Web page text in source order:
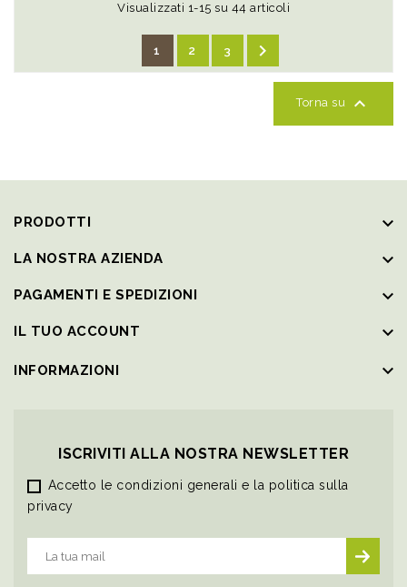
Visualizzati 1-15 su 44 articoli
1 2 3 
Torna su 
PRODOTTI keyboard_arrow_down
LA NOSTRA AZIENDA keyboard_arrow_down
PAGAMENTI E SPEDIZIONI keyboard_arrow_down
IL TUO ACCOUNT keyboard_arrow_down
INFORMAZIONI keyboard_arrow_down
ISCRIVITI ALLA NOSTRA NEWSLETTER
Accetto le condizioni generali e la politica sulla
privacy